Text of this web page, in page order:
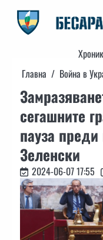
content
Главна
Война в
сегашните
пауза
Зеленски
2024-06-07 17:55